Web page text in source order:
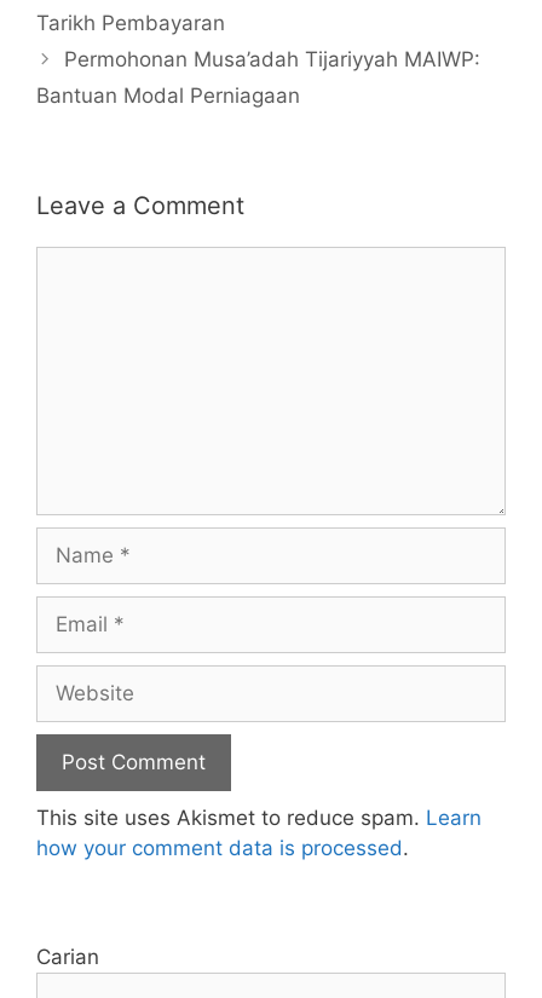
Tarikh Pembayaran
Permohonan Musa’adah Tijariyyah MAIWP:
Bantuan Modal Perniagaan
Leave a Comment
This site uses Akismet to reduce spam. Learn
how your comment data is processed.
Carian